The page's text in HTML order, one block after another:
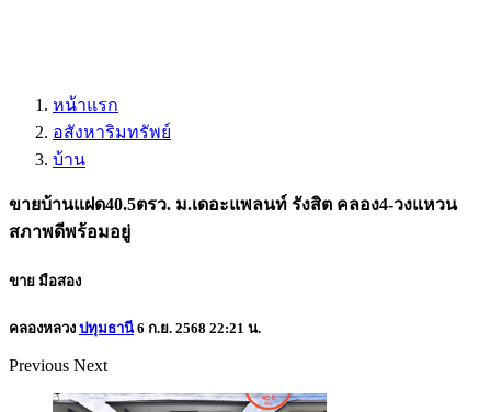
หน้าแรก
อสังหาริมทรัพย์
บ้าน
ขายบ้านแฝด40.5ตรว. ม.เดอะแพลนท์ รังสิต คลอง4-วงแหวน
สภาพดีพร้อมอยู่
ขาย มือสอง
คลองหลวง ปทุมธานี 6 ก.ย. 2568 22:21 น.
Previous Next